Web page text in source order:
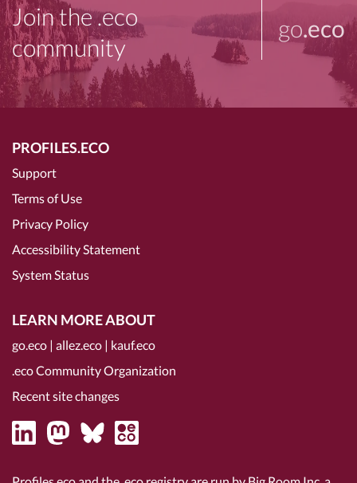
Join the .eco
community
go.eco
PROFILES.ECO
Support
Terms of Use
Privacy Policy
Accessibility Statement
System Status
LEARN MORE ABOUT
go.eco | allez.eco | kauf.eco
.eco Community Organization
Recent site changes